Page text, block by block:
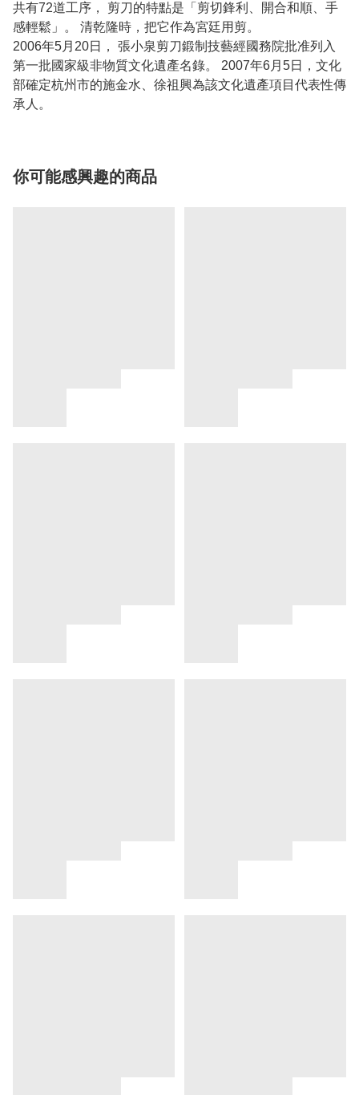
共有72道工序， 剪刀的特點是「剪切鋒利、開合和順、手
感輕鬆」。 清乾隆時，把它作為宮廷用剪。
2006年5月20日， 張小泉剪刀鍛制技藝經國務院批准列入
第一批國家級非物質文化遺產名錄。 2007年6月5日，文化
部確定杭州市的施金水、徐祖興為該文化遺產項目代表性傳
承人。
你可能感興趣的商品